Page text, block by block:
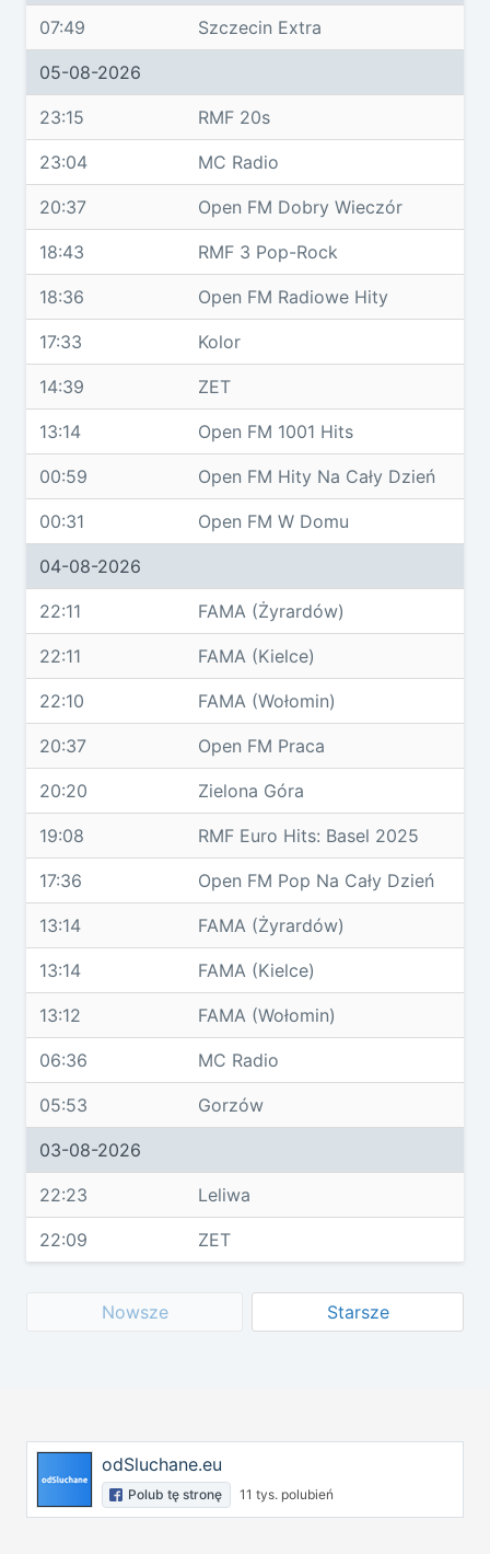
07:49 Szczecin Extra
05-08-2026
23:15 RMF 20s
23:04 MC Radio
20:37 Open FM Dobry Wieczór
18:43 RMF 3 Pop-Rock
18:36 Open FM Radiowe Hity
17:33 Kolor
14:39 ZET
13:14 Open FM 1001 Hits
00:59 Open FM Hity Na Cały Dzień
00:31 Open FM W Domu
04-08-2026
22:11 FAMA (Żyrardów)
22:11 FAMA (Kielce)
22:10 FAMA (Wołomin)
20:37 Open FM Praca
20:20 Zielona Góra
19:08 RMF Euro Hits: Basel 2025
17:36 Open FM Pop Na Cały Dzień
13:14 FAMA (Żyrardów)
13:14 FAMA (Kielce)
13:12 FAMA (Wołomin)
06:36 MC Radio
05:53 Gorzów
03-08-2026
22:23 Leliwa
22:09 ZET
Nowsze Starsze
odSluchane.eu
Polub tę stronę 11 tys. polubień